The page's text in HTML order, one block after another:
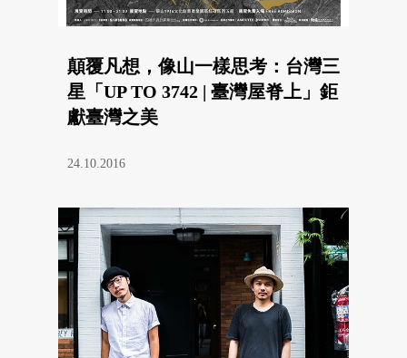
顛覆凡想，像山一樣思考：台灣三
星「UP TO 3742 | 臺灣屋脊上」鉅
獻臺灣之美
24.10.2016